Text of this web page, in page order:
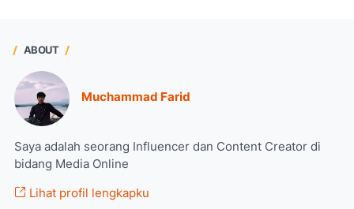
ABOUT
Muchammad Farid
Saya adalah seorang Influencer dan Content Creator di
bidang Media Online
Lihat profil lengkapku